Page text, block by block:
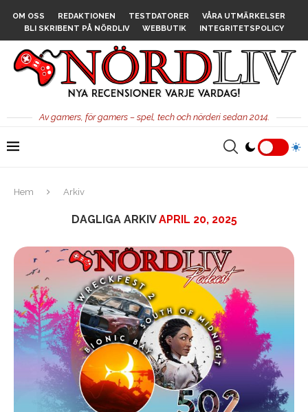
OM OSS REDAKTIONEN TESTDATORER
VÅRA UTMÄRKELSER
BLI SKRIBENT PÅ NÖRDLIV
WEBBUTIK INTEGRITETSPOLICY
Av gamers, för gamers – spel, tech och nörderi sedan 2014.
Hem Arkiv
DAGLIGA ARKIVAPRIL 20, 2025